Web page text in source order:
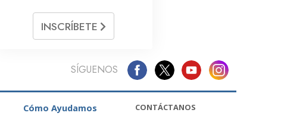
INSCRÍBETE
SÍGUENOS
Cómo Ayudamos
CONTÁCTANOS